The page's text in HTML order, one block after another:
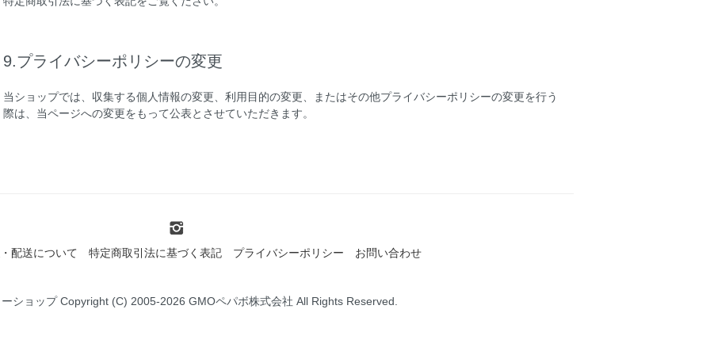
9.プライバシーポリシーの変更
当ショップでは、収集する個人情報の変更、利用目的の変更、またはその他プライバシーポリシーの変更を行う
際は、当ページへの変更をもって公表とさせていただきます。
配送について 特定商取引法に基づく表記 プライバシーポリシー お問い合わせ
ショップCopyright (C) 2005-2026 GMOペパボ株式会社 All Rights Reserved.